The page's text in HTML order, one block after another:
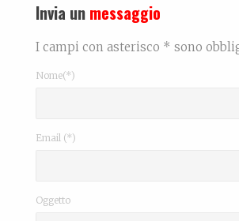
Invia un messaggio
I campi con asterisco * sono
Nome(*)
Email (*)
Oggetto